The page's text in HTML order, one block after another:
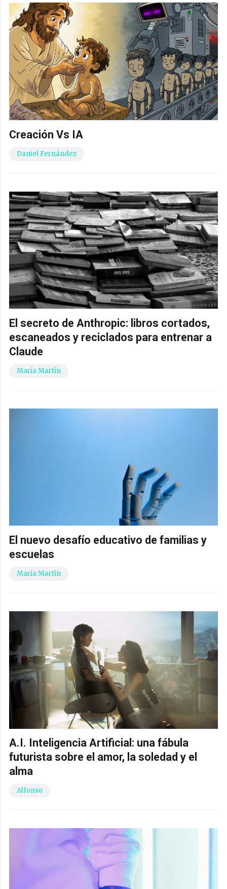
Creación Vs IA
Daniel Fernández
El secreto de Anthropic: libros cortados,
escaneados y reciclados para entrenar a
Claude
María Martín
El nuevo desafío educativo de familias y
escuelas
María Martín
A.I. Inteligencia Artificial: una fábula
futurista sobre el amor, la soledad y el
alma
Alfonso